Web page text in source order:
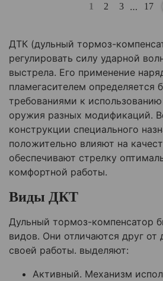
1 2 3 … 17
ДТК (дульный тормоз-
регулировать силу ударной
выстрела. Его применение
пламегасителем определяется
требованиями к использованию
оружия разных модификаций.
конструкции специального
положительно влияют на
обеспечивают стрелку
комфортной работы.
Виды ДКТ
Дульный тормоз-компенсатор
видов. Они отличаются друг от
своей работы. выделяют:
Активный. Механизм